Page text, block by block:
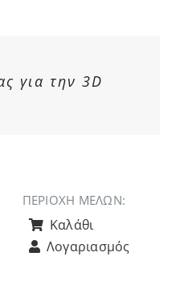
για την 3D
ΠΕΡΙΟΧΉ ΜΕΛΏΝ:
Καλάθι
Λογαριασμός